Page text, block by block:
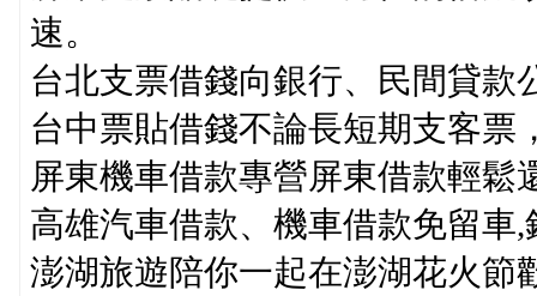
速。
台北支票借錢向銀行、民間貸款
台中票貼借錢不論長短期支客票
屏東機車借款專營屏東借款輕鬆
高雄汽車借款、機車借款免留車
澎湖旅遊陪你一起在澎湖花火節